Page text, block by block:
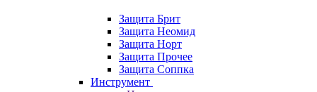
Защита Брит
Защита Неомид
Защита Норт
Защита Прочее
Защита Соппка
Инструмент